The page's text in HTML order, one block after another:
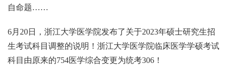
6月20日，浙江大学医学院发布了关于2023年硕士研究生招
生考试科目调整的说明！浙江大学医学院临床医学学硕考试
科目由原来的754医学综合变更为统考306！